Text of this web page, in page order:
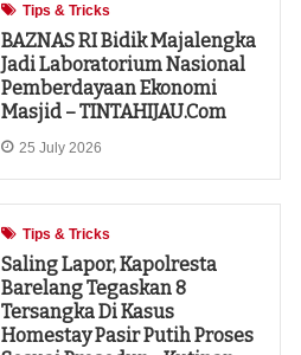
Tips & Tricks
‎BAZNAS RI Bidik Majalengka
Jadi Laboratorium Nasional
Pemberdayaan Ekonomi
Masjid – TINTAHIJAU.com
25 July 2026
Tips & Tricks
Saling Lapor, Kapolresta
Barelang Tegaskan 8
Tersangka Di Kasus
Homestay Pasir Putih Proses